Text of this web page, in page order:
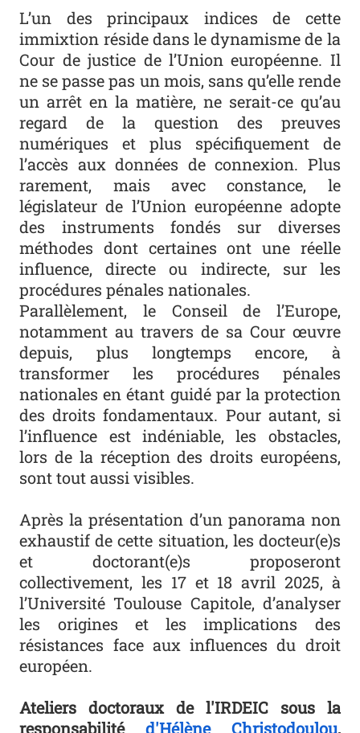
L’un des principaux indices de cette
immixtion réside dans le dynamisme de la
Cour de justice de l’Union européenne. Il
ne se passe pas un mois, sans qu’elle rende
un arrêt en la matière, ne serait-ce qu’au
regard de la question des preuves
numériques et plus spécifiquement de
l’accès aux données de connexion. Plus
rarement, mais avec constance, le
législateur de l’Union européenne adopte
des instruments fondés sur diverses
méthodes dont certaines ont une réelle
influence, directe ou indirecte, sur les
procédures pénales nationales.
Parallèlement, le Conseil de l’Europe,
notamment au travers de sa Cour œuvre
depuis, plus longtemps encore, à
transformer les procédures pénales
nationales en étant guidé par la protection
des droits fondamentaux. Pour autant, si
l’influence est indéniable, les obstacles,
lors de la réception des droits européens,
sont tout aussi visibles.
Après la présentation d’un panorama non
exhaustif de cette situation, les docteur(e)s
et doctorant(e)s proposeront
collectivement, les 17 et 18 avril 2025, à
l’Université Toulouse Capitole, d’analyser
les origines et les implications des
résistances face aux influences du droit
européen.
Ateliers doctoraux de l'IRDEIC sous la
responsabilité d'Hélène Christodoulou,